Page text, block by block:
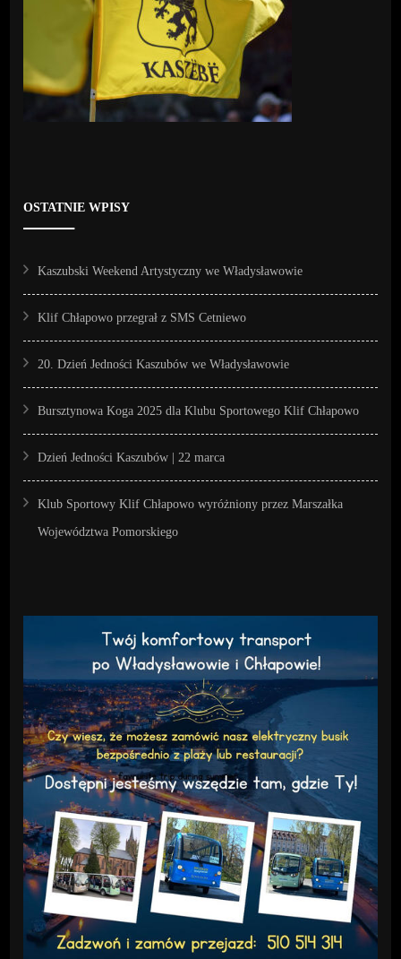
OSTATNIE WPISY
Kaszubski Weekend Artystyczny we Władysławowie
Klif Chłapowo przegrał z SMS Cetniewo
20. Dzień Jedności Kaszubów we Władysławowie
Bursztynowa Koga 2025 dla Klubu Sportowego Klif Chłapowo
Dzień Jedności Kaszubów | 22 marca
Klub Sportowy Klif Chłapowo wyróżniony przez Marszałka
Województwa Pomorskiego